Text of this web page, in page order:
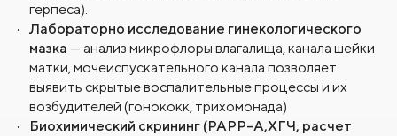
герпеса).
Лабораторно исследование гинекологического
мазка — анализ микрофлоры влагалища, канала шейки
матки, мочеиспускательного канала позволяет
выявить скрытые воспалительные процессы и их
возбудителей (гонококк, трихомонада)
Биохимический скрининг (РАРР-А,ХГЧ, расчет